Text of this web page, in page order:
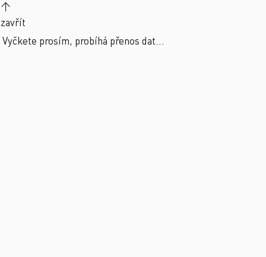
↑
zavřít
Vyčkete prosím, probíhá přenos dat...